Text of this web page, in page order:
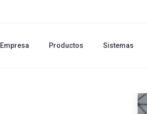
Empresa Productos Sistemas